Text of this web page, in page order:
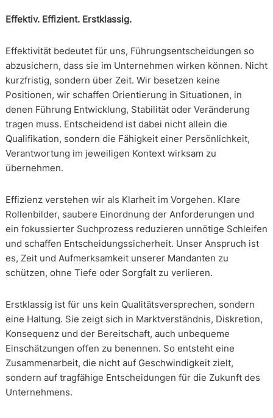
Effektiv. Effizient. Erstklassig.
Effektivität bedeutet für uns, Führungsentscheidungen so
abzusichern, dass sie im Unternehmen wirken können. Nicht
kurzfristig, sondern über Zeit. Wir besetzen keine
Positionen, wir schaffen Orientierung in Situationen, in
denen Führung Entwicklung, Stabilität oder Veränderung
tragen muss. Entscheidend ist dabei nicht allein die
Qualifikation, sondern die Fähigkeit einer Persönlichkeit,
Verantwortung im jeweiligen Kontext wirksam zu
übernehmen.
Effizienz verstehen wir als Klarheit im Vorgehen. Klare
Rollenbilder, saubere Einordnung der Anforderungen und
ein fokussierter Suchprozess reduzieren unnötige Schleifen
und schaffen Entscheidungssicherheit. Unser Anspruch ist
es, Zeit und Aufmerksamkeit unserer Mandanten zu
schützen, ohne Tiefe oder Sorgfalt zu verlieren.
Erstklassig ist für uns kein Qualitätsversprechen, sondern
eine Haltung. Sie zeigt sich in Marktverständnis, Diskretion,
Konsequenz und der Bereitschaft, auch unbequeme
Einschätzungen offen zu benennen. So entsteht eine
Zusammenarbeit, die nicht auf Geschwindigkeit zielt,
sondern auf tragfähige Entscheidungen für die Zukunft des
Unternehmens.